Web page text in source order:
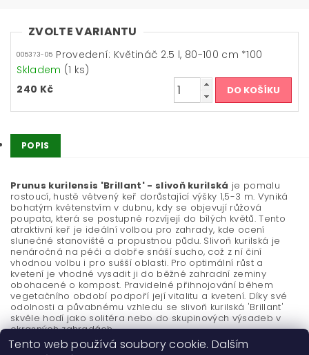
ZVOLTE VARIANTU
005373-05 Provedení: Květináč 2.5 l, 80-100 cm *100
Skladem (1 ks)
240 Kč
POPIS
Prunus kurilensis 'Brillant' - slivoň kurilská je pomalu
rostoucí, hustě větvený keř dorůstající výšky 1,5-3 m. Vyniká
bohatým květenstvím v dubnu, kdy se objevují růžová
poupata, která se postupně rozvíjejí do bílých květů. Tento
atraktivní keř je ideální volbou pro zahrady, kde ocení
slunečné stanoviště a propustnou půdu. Slivoň kurilská je
nenáročná na péči a dobře snáší sucho, což z ní činí
vhodnou volbu i pro sušší oblasti. Pro optimální růst a
kvetení je vhodné vysadit ji do běžné zahradní zeminy
obohacené o kompost. Pravidelné přihnojování během
vegetačního období podpoří její vitalitu a kvetení. Díky své
odolnosti a půvabnému vzhledu se slivoň kurilská 'Brillant'
skvěle hodí jako solitéra nebo do skupinových výsadeb v
okrasných zahradách.
Tento web používá soubory cookie. Dalším